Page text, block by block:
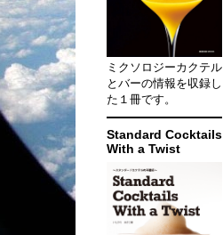
ミクソロジーカクテル
とバーの情報を収録し
た１冊です。
Standard Cocktails
With a Twist